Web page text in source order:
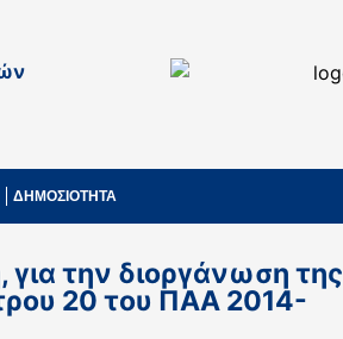
ΔΗΜΟΣΙΟΤΗΤΑ
την διοργάνωση της
20 του ΠAA 2014-